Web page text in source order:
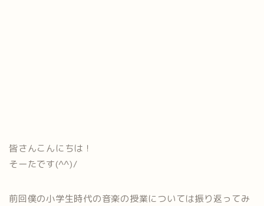
皆さんこんにちは！
そーたです(^^)/
前回僕の小学生時代の音楽の授業については振り返ってみ